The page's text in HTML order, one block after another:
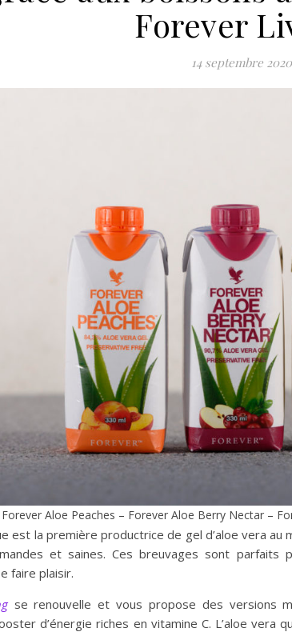
Forever
14 septembre 2020
Forever Aloe Peaches – Forever Aloe Berry Nectar –
est la première productrice de gel d’aloe vera au
et saines. Ces breuvages sont parfaits
faire plaisir.
se renouvelle et vous propose des versions
d’énergie riches en vitamine C. L’aloe vera